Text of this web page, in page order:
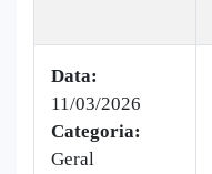
Data:
11/03/2026
Categoria:
Geral